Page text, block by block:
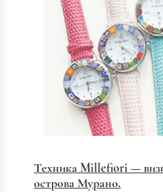
Техника Millefiori —
острова Мурано.